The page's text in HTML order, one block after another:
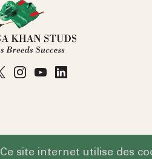
Ce site internet utilise des